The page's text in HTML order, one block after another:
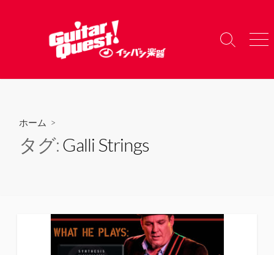
へ
検
り
メ
ー
ホーム >
タグ:Galli Strings